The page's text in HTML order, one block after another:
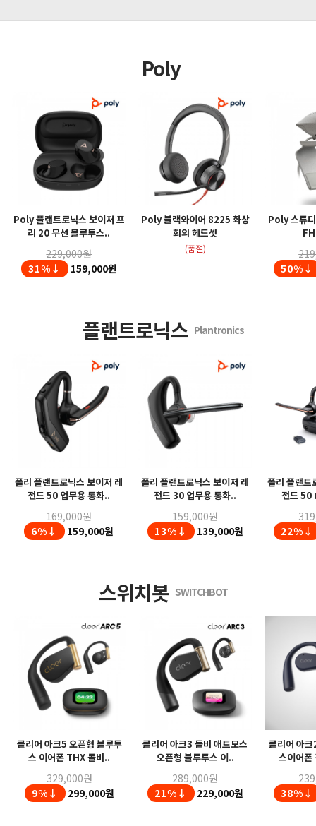
Poly
Poly 플랜트로닉스 보이저 프
리 20 무선 블루투스..
229,000원
31%↓
159,000원
Poly 블랙와이어 8225 화상
회의 헤드셋
(품절)
Poly 스튜
50%↓
플랜트로닉스 Plantronics
폴리 플랜트로닉스 보이저 레
전드 50 업무용 통화..
169,000원
6%↓
159,000원
폴리 플랜트로닉스 보이저 레
전드 30 업무용 통화..
159,000원
13%↓
139,000원
폴리 플랜트
전드 50
22%↓
스위치봇 SWITCHBOT
클리어 아크5 오픈형 블루투
스 이어폰 THX 돌비..
329,000원
9%↓
299,000원
클리어 아크3 돌비 애트모스
오픈형 블루투스 이..
289,000원
21%↓
229,000원
클리어 아
스이어폰
38%↓